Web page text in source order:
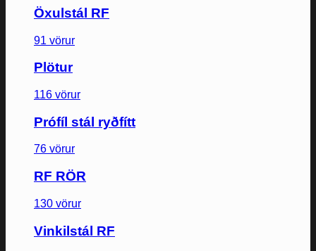
Öxulstál RF
91 vörur
Plötur
116 vörur
Prófíl stál ryðfítt
76 vörur
RF RÖR
130 vörur
Vinkilstál RF